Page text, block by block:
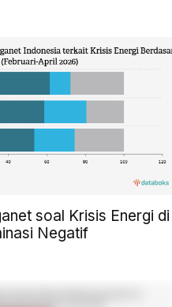
soal Krisis Energi di
Negatif